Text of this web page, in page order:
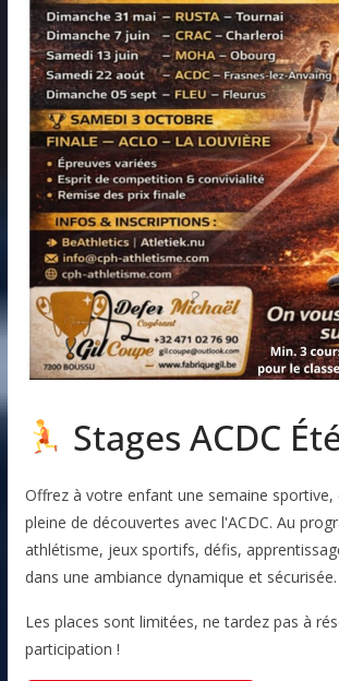
Stages ACDC
Offrez à votre enfant une semaine sportive,
pleine de découvertes avec l'ACDC. Au
athlétisme, jeux sportifs, défis,
dans une ambiance dynamique et sécurisée.
Les places sont limitées, ne tardez pas à
participation !